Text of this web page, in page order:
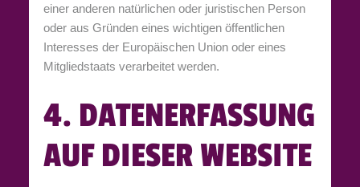
einer anderen natürlichen oder juristischen Person
oder aus Gründen eines wichtigen öffentlichen
Interesses der Europäischen Union oder eines
Mitgliedstaats verarbeitet werden.
4. DATENERFASSUNG
AUF DIESER WEBSITE